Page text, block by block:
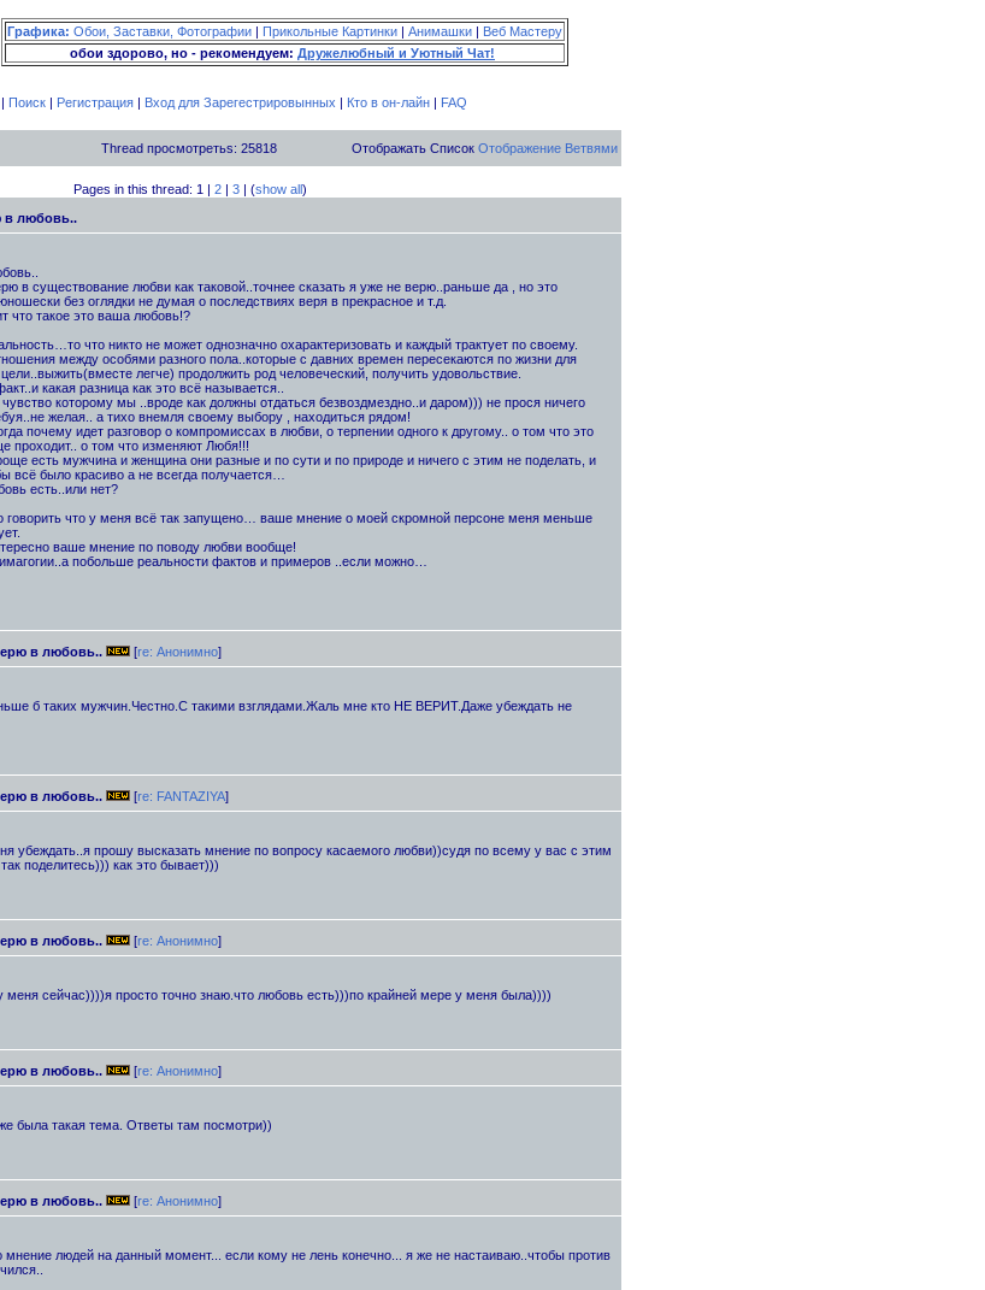
Графика: Обои, Заставки, Фотографии | Прикольные Картинки | Анимашки | Веб Мастеру
обои здорово, но - рекомендуем: Дружелюбный и Уютный Чат!
Поиск| Регистрация| Вход для Зарегестрировынных | Кто в он-лайн| FAQ
Thread просмотретьs: 25818 Отображать Список Отображение Ветвями
Pages in this thread: 1 | 2| 3| (show all)
в любовь..
в существование любви как таковой..точнее сказать я уже не верю..раньше да , но это
без оглядки не думая о последствиях веря в прекрасное и т.д.
что такое это ваша любовь!?
что никто не может однозначно охарактеризовать и каждый трактует по своему.
между особями разного пола..которые с давних времен пересекаются по жизни для
легче) продолжить род человеческий, получить удовольствие.
какая разница как это всё называется..
которому мы ..вроде как должны отдаться безвоздмездно..и даром))) не прося ничего
желая.. а тихо внемля своему выбору , находиться рядом!
почему идет разговор о компромиссах в любви, о терпении одного к другому.. о том что это
проходит.. о том что изменяют Любя!!!
есть мужчина и женщина они разные и по сути и по природе и ничего с этим не поделать, и
всё было красиво а не всегда получается…
есть..или нет?
говорить что у меня всё так запущено… ваше мнение о моей скромной персоне меня меньше
ваше мнение по поводу любви вообще!
побольше реальности фактов и примеров ..если можно…
в любовь.. [re: Анонимно]
б таких мужчин.Честно.С такими взглядами.Жаль мне кто НЕ ВЕРИТ.Даже убеждать не
в любовь.. [re: FANTAZIYA]
убеждать..я прошу высказать мнение по вопросу касаемого любви))судя по всему у вас с этим
поделитесь))) как это бывает)))
в любовь.. [re: Анонимно]
меня сейчас))))я просто точно знаю.что любовь есть)))по крайней мере у меня была))))
в любовь.. [re: Анонимно]
была такая тема. Ответы там посмотри))
в любовь.. [re: Анонимно]
мнение людей на данный момент... если кому не лень конечно... я же не настаиваю..чтобы против